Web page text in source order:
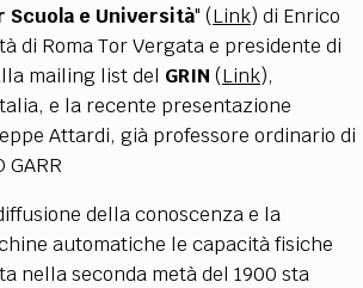
e Università" (Link) di Enrico
di Roma Tor Vergata e presidente di
mailing list del GRIN (Link),
e la recente presentazione
Attardi, già professore ordinario di
della conoscenza e la
automatiche le capacità fisiche
nella seconda metà del 1900 sta